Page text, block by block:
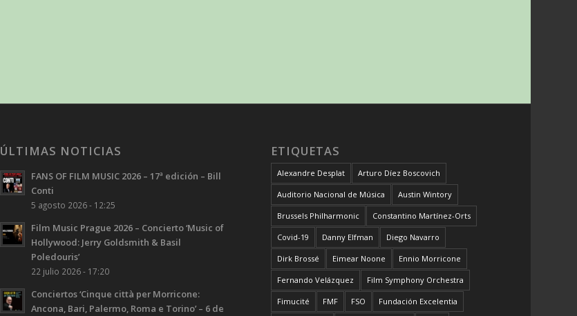
ÚLTIMAS NOTICIAS
FANS OF FILM MUSIC 2026 – 17ª edición – Bill
Conti
5 agosto 2026 - 12:25
Film Music Prague 2026 – Concierto ‘Music of
Hollywood: Jerry Goldsmith & Basil
Poledouris’
22 julio 2026 - 17:20
Conciertos ‘Cinque città per Morricone:
Ancona, Bari, Palermo, Roma e Torino’ – 6 de
ETIQUETAS
Alexandre Desplat Arturo Díez Boscovich
Auditorio Nacional de Música Austin Wintory
Brussels Philharmonic Constantino Martínez-Orts
Covid-19 Danny Elfman Diego Navarro
Dirk Brossé Eimear Noone Ennio Morricone
Fernando Velázquez Film Symphony Orchestra
Fimucité FMF FSO Fundación Excelentia